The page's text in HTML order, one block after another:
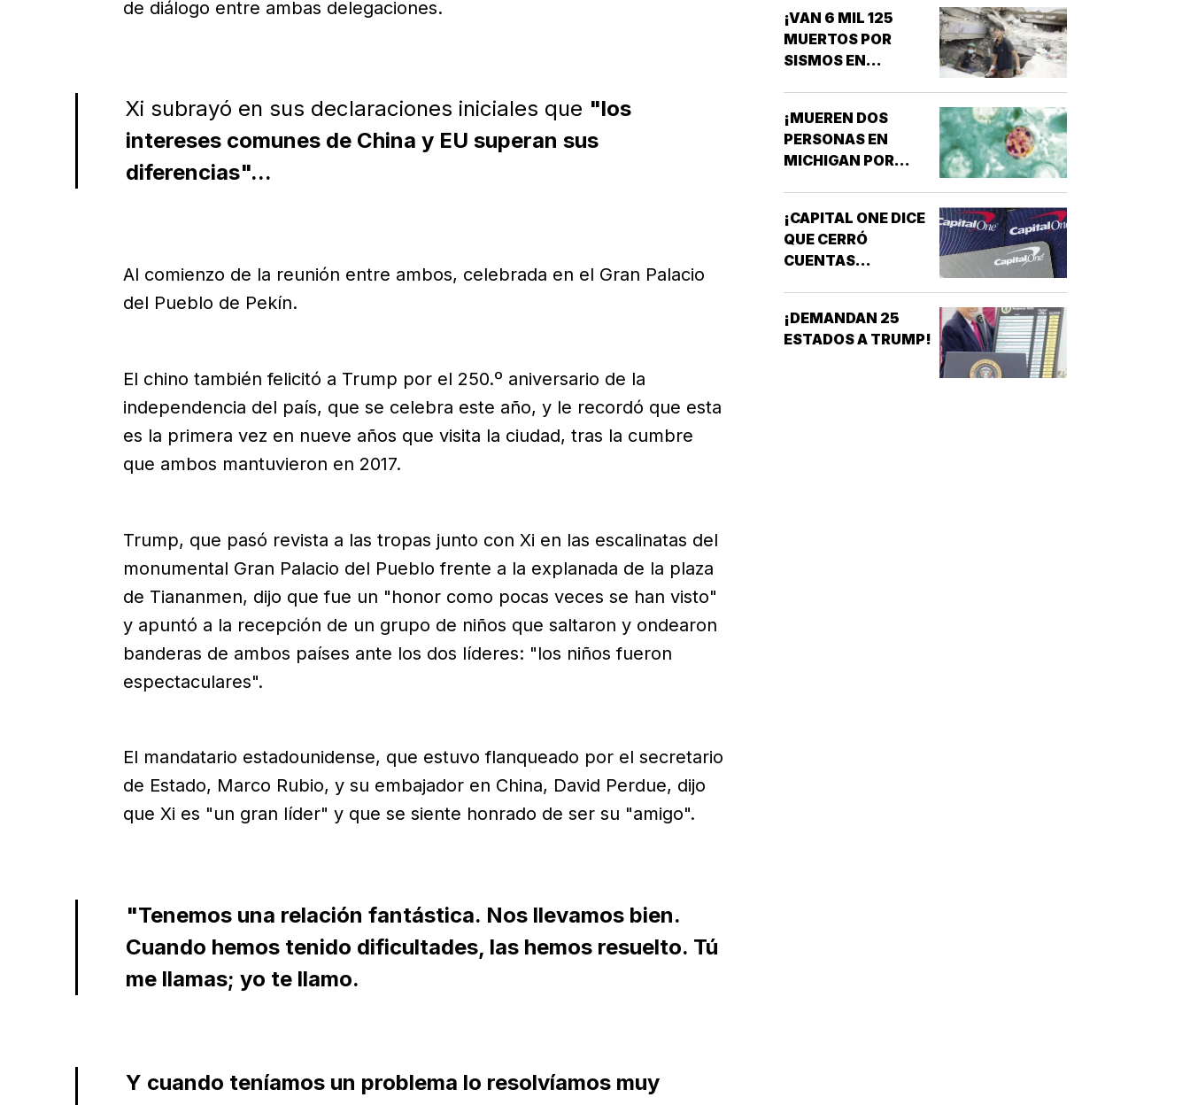
de diálogo entre ambas delegaciones.
Xi subrayó en sus declaraciones iniciales que "los
intereses comunes de China y EU superan sus
diferencias"...
Al comienzo de la reunión entre ambos, celebrada en el Gran Palacio
del Pueblo de Pekín.
El chino también felicitó a Trump por el 250.º aniversario de la
independencia del país, que se celebra este año, y le recordó que esta
es la primera vez en nueve años que visita la ciudad, tras la cumbre
que ambos mantuvieron en 2017.
Trump, que pasó revista a las tropas junto con Xi en las escalinatas del
monumental Gran Palacio del Pueblo frente a la explanada de la plaza
de Tiananmen, dijo que fue un "honor como pocas veces se han visto"
y apuntó a la recepción de un grupo de niños que saltaron y ondearon
banderas de ambos países ante los dos líderes: "los niños fueron
espectaculares".
El mandatario estadounidense, que estuvo flanqueado por el secretario
de Estado, Marco Rubio, y su embajador en China, David Perdue, dijo
que Xi es "un gran líder" y que se siente honrado de ser su "amigo".
"Tenemos una relación fantástica. Nos llevamos bien.
Cuando hemos tenido dificultades, las hemos resuelto. Tú
me llamas; yo te llamo.
Y cuando teníamos un problema lo resolvíamos muy
¡VAN 6 MIL 125
MUERTOS POR
SISMOS EN
¡MUEREN DOS
PERSONAS EN
MICHIGAN POR
¡CAPITAL ONE DICE
QUE CERRÓ
CUENTAS
¡DEMANDAN 25
ESTADOS A TRUMP!